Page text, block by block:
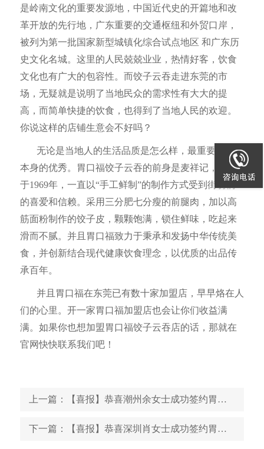
是岭南文化的重要发源地，中国近代史的开篇地和改
革开放的先行地，广东重要的交通枢纽和外贸口岸，
被列为第一批国家新型城镇化综合试点地区 和广东历
史文化名城。这里的人民兢兢业业，热情好客，饮食
文化也有广大的包容性。而饺子云吞走进东莞的市
场，无疑就是说明了当地民众的需求性有大大的提
高，而简单快捷的饮食，也得到了当地人民的欢迎。
你说这样的店铺生意会不好吗？
无论是当地人的生活品质是怎么样，最重要的品牌
本身的优秀。胃口福饺子云吞的前身是麦祥记，始创
于1969年，一直以“手工鲜制”的制作方式受到街坊们
的喜爱和信赖。采用三分肥七分瘦的前腿肉，加以高
筋面粉制作的饺子皮，颗颗饱满，锁住鲜味，吃起来
滑而不腻。并且胃口福致力于秉承和发扬中华传统美
食，并创新结合现代健康饮食理念，以优质的出品传
承百年。
并且胃口福在东莞已有数十家加盟店，早早烙在人
们的心里。开一家胃口福加盟店也会让你们收益满
满。如果你也想加盟胃口福饺子云吞店的话，那就在
官网快快联系我们吧！
上一篇 ：【喜报】恭喜潮州余女士成功签约胃口福饺子云吞创业店
下一篇 ：【喜报】恭喜深圳肖女士成功签约胃口福饺子云吞创业店